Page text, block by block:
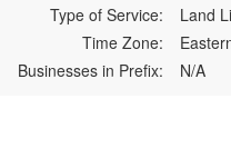
Type of Service:
Land
Time Zone:
Businesses in Prefix:
N/A